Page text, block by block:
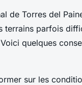
de Torres del
terrains parfois
quelques
sur les